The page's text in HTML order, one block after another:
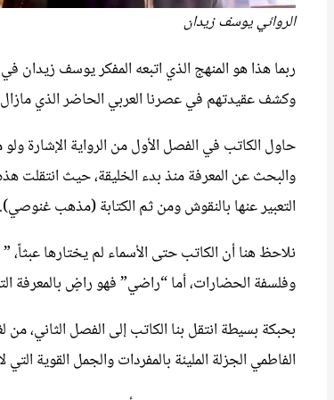
الروائي يوسف زيدان
ربما هذا هو المنهج الذي اتبعه المفكر يوسف زيدان
وكشف عقيدتهم في عصرنا العربي الحاضر الذي مازال
حاول الكاتب في الفصل الأول من الرواية الإشارة
والبحث عن المعرفة منذ بدء الخليقة، حيث انتقلت
التعبير عنها بالنقوش ومن ثم الكتابة (مذهب غنوصي).
نلاحظ هنا أن الكاتب حتى الأسماء لم يختارها عبثاً،
وفلسفة الحضارات، أما “راضي” فهو راضٍ بالمعرفة
بحبكة بسيطة انتقل بنا الكاتب إلى الفصل الثاني،
الفاطمي الجزلة المليئة بالمفردات والجمل القوية